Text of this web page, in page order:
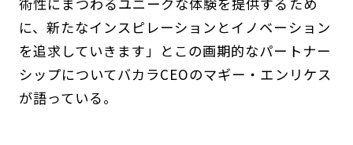
に、新たなインスピレーションとイノベーション
を追求していきます」とこの画期的なパートナー
シップについてバカラCEOのマギー・エンリケス
が語っている。